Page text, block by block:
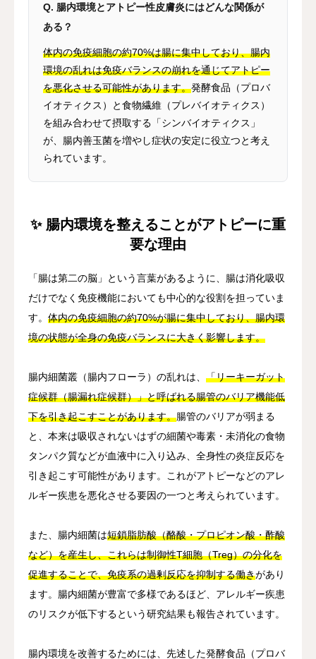
Q. 腸内環境とアトピー性皮膚炎にはどんな関係が
ある？
体内の免疫細胞の約70%は腸に集中しており、腸内
環境の乱れは免疫バランスの崩れを通じてアトピー
を悪化させる可能性があります。発酵食品（プロバ
イオティクス）と食物繊維（プレバイオティクス）
を組み合わせて摂取する「シンバイオティクス」
が、腸内善玉菌を増やし症状の安定に役立つと考え
られています。
✨ 腸内環境を整えることがアトピーに重
要な理由
「腸は第二の脳」という言葉があるように、腸は消化吸収
だけでなく免疫機能においても中心的な役割を担っていま
す。 体内の免疫細胞の約70%が腸に集中しており、腸内環
境の状態が全身の免疫バランスに大きく影響します。
腸内細菌叢（腸内フローラ）の乱れは、 「リーキーガット
症候群（腸漏れ症候群）」と呼ばれる腸管のバリア機能低
下を引き起こすことがあります。腸管のバリアが弱まる
と、本来は吸収されないはずの細菌や毒素・未消化の食物
タンパク質などが血液中に入り込み、全身性の炎症反応を
引き起こす可能性があります。これがアトピーなどのアレ
ルギー疾患を悪化させる要因の一つと考えられています。
また、腸内細菌は短鎖脂肪酸（酪酸・プロピオン酸・酢酸
など）を産生し、これらは制御性T細胞（Treg）の分化を
促進することで、免疫系の過剰反応を抑制する働きがあり
ます。腸内細菌が豊富で多様であるほど、アレルギー疾患
のリスクが低下するという研究結果も報告されています。
腸内環境を改善するためには、先述した発酵食品（プロバ